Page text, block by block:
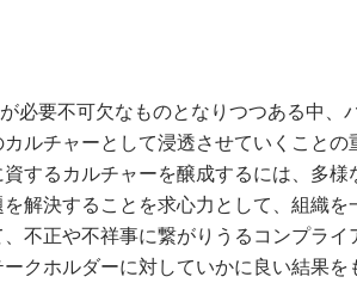
必要不可欠なものとなりつつある中、
ルチャーとして浸透させていくことの
するカルチャーを醸成するには、多様
解決することを求心力として、組織を
不正や不祥事に繋がりうるコンプライ
クホルダーに対していかに良い結果を